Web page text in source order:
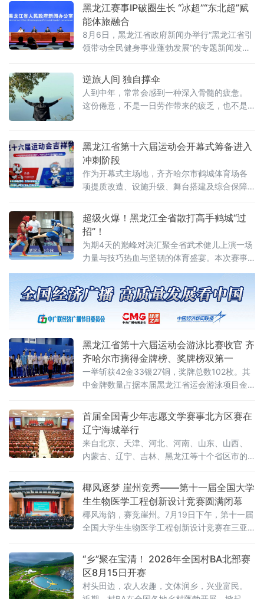
黑龙江赛事IP破圈生长 “冰超”“东北超”赋
能体旅融合
8月6日，黑龙江省政府新闻办举行“黑龙江省引
领带动全民健身事业蓬勃发展”的专题新闻发布
全民健身实施成效、体育产业发展成果及下半
年重点工作进行了主旨
逆旅人间 独自撑伞
人到中年，常常会感到一种深入骨髓的疲惫。
这份倦意，不是一日劳作带来的疲乏，也不是
悄压弯了人的脊梁。杜牧有言：“只言旋老转无
事，欲到中年事更多”，年少总以为年岁渐长便
可卸下重担，待到中年方才知晓，肩上的责任
反倒层层叠加。尤其到了夜深人静，万籁归于
黑龙江省第十六届运动会开幕式筹备进入
冲刺阶段
作为开幕式主场地，齐齐哈尔市鹤城体育场各
项提质改造、设施升级、舞台搭建及综合保障
1日启动集中彩排。记者在现场了解到，鹤城体
育场内各项筹备作业高效运转，工作人员正加
紧调试舞台LED大屏，细化完善场地配套设施，
全面排查
超级火爆！黑龙江全省散打高手鹤城“过
招”！
为期4天的巅峰对决汇聚全省武术健儿上演一场
力量与技巧热血与坚韧的体育盛宴。本次赛事
专项竞技赛事，吸引了哈尔滨、齐齐哈尔、牡
丹江、佳木斯等全省11个地市的200余名优秀运
动员同台角逐。参赛选手皆是各地层层选拔的
黑龙江省第十六届运动会游泳比赛收官 齐
齐哈尔市摘得金牌榜、奖牌榜双第一
一举斩获42金33银27铜，奖牌总数102枚。其
中金牌数量占据本届黑龙江省运会游泳项目金
榜，实现黑龙江省运会游泳项目连续两届全省
卫冕。本届黑龙江省运会游泳赛事竞争空前激
烈，各地市游泳精英齐聚赛场、
首届全国青少年志愿文学赛事北方区赛在
辽宁海城举行
来自北京、天津、河北、河南、山东、山西、
内蒙古、辽宁、吉林、黑龙江等十个省区市的
题展开创作与诵读比拼。该项赛事已纳入教育
部2025—2028学年面向中小学生的全国性竞赛
活动名单。本次大赛于7月25日至26日举行。
参赛选手以文字抒发情怀
椰风逐梦 崖州竞秀——第十一届全国大学
生生物医学工程创新设计竞赛圆满闭幕
椰风海韵，赛竞崖州。7月19日下午，第十一届
全国大学生生物医学工程创新设计竞赛在三亚
自清华大学、北京大学等290所高校及科研机构
1751支队伍赴海南大学崖州校区开展线下决
赛。
“乡”聚在宝清！ 2026年全国村BA北部赛
区8月15日开赛
村头田边，农人农趣，文体润乡，兴业富民。